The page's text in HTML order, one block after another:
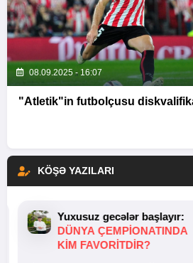
08.09.2025 - 16:07
"Atletik"in futbolçusu
KÖŞƏ YAZILARI
Yuxusuz gecələr başlayır:
DÜNYA ÇEMPIONATINDA
KIM FAVORITDIR?